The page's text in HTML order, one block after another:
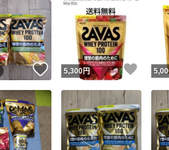
いいね！
5,300円 いい